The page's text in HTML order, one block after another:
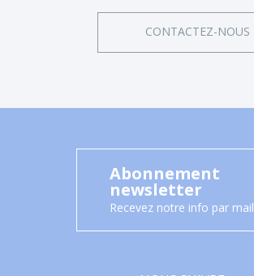
CONTACTEZ-NOUS
Abonnement
newsletter
Recevez notre info par mail